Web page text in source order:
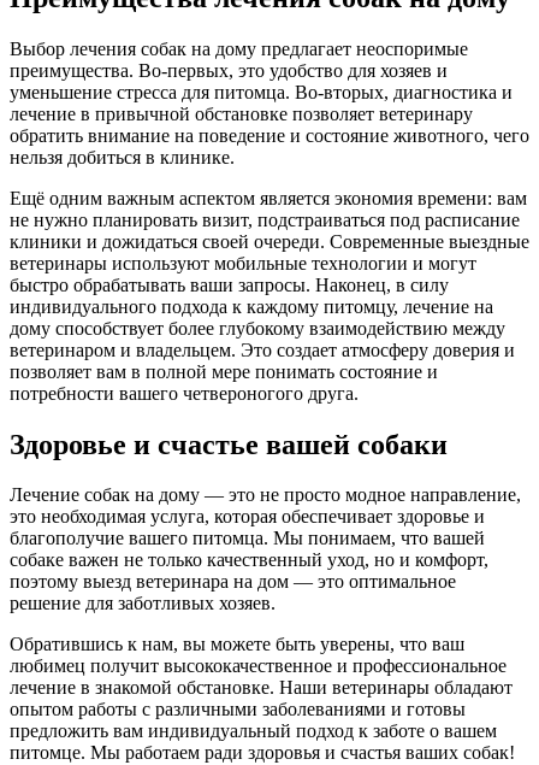
Выбор лечения собак на дому предлагает неоспоримые
преимущества. Во-первых, это удобство для хозяев и
уменьшение стресса для питомца. Во-вторых, диагностика и
лечение в привычной обстановке позволяет ветеринару
обратить внимание на поведение и состояние животного, чего
нельзя добиться в клинике.
Ещё одним важным аспектом является экономия времени: вам
не нужно планировать визит, подстраиваться под расписание
клиники и дожидаться своей очереди. Современные выездные
ветеринары используют мобильные технологии и могут
быстро обрабатывать ваши запросы. Наконец, в силу
индивидуального подхода к каждому питомцу, лечение на
дому способствует более глубокому взаимодействию между
ветеринаром и владельцем. Это создает атмосферу доверия и
позволяет вам в полной мере понимать состояние и
потребности вашего четвероногого друга.
Здоровье и счастье вашей собаки
Лечение собак на дому — это не просто модное направление,
это необходимая услуга, которая обеспечивает здоровье и
благополучие вашего питомца. Мы понимаем, что вашей
собаке важен не только качественный уход, но и комфорт,
поэтому выезд ветеринара на дом — это оптимальное
решение для заботливых хозяев.
Обратившись к нам, вы можете быть уверены, что ваш
любимец получит высококачественное и профессиональное
лечение в знакомой обстановке. Наши ветеринары обладают
опытом работы с различными заболеваниями и готовы
предложить вам индивидуальный подход к заботе о вашем
питомце. Мы работаем ради здоровья и счастья ваших собак!